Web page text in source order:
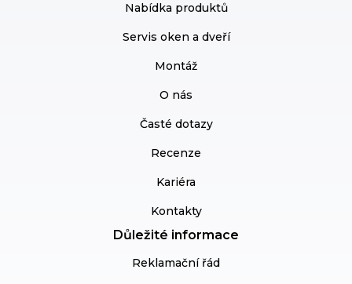
Nabídka produktů
Servis oken a dveří
Montáž
O nás
Časté dotazy
Recenze
Kariéra
Kontakty
Důležité informace
Reklamační řád